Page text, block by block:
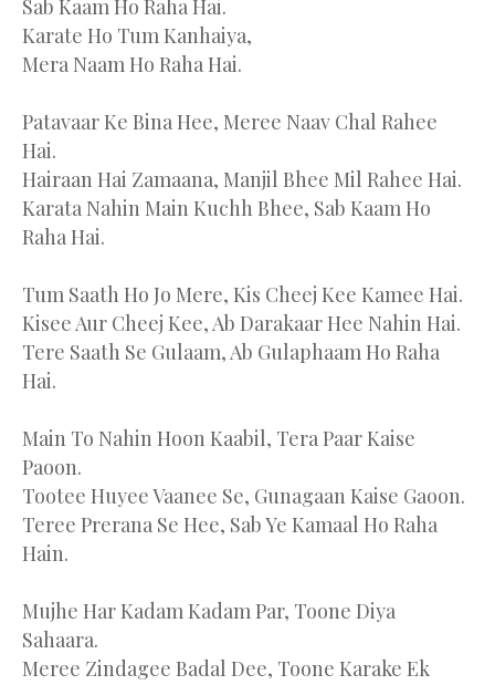
Sab Kaam Ho Raha Hai.
Karate Ho Tum Kanhaiya,
Mera Naam Ho Raha Hai.
Patavaar Ke Bina Hee, Meree Naav Chal Rahee
Hai.
Hairaan Hai Zamaana, Manjil Bhee Mil Rahee Hai.
Karata Nahin Main Kuchh Bhee, Sab Kaam Ho
Raha Hai.
Tum Saath Ho Jo Mere, Kis Cheej Kee Kamee Hai.
Kisee Aur Cheej Kee, Ab Darakaar Hee Nahin Hai.
Tere Saath Se Gulaam, Ab Gulaphaam Ho Raha
Hai.
Main To Nahin Hoon Kaabil, Tera Paar Kaise
Paoon.
Tootee Huyee Vaanee Se, Gunagaan Kaise Gaoon.
Teree Prerana Se Hee, Sab Ye Kamaal Ho Raha
Hain.
Mujhe Har Kadam Kadam Par, Toone Diya
Sahaara.
Meree Zindagee Badal Dee, Toone Karake Ek